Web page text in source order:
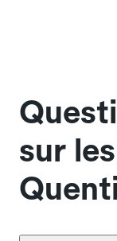
sur